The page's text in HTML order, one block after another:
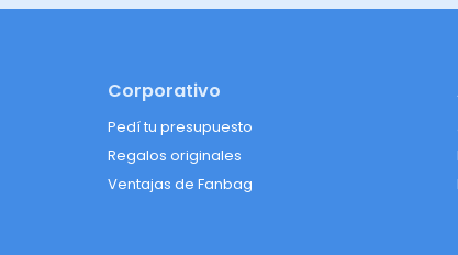
Corporativo
Pedí tu presupuesto
Regalos originales
Ventajas de Fanbag